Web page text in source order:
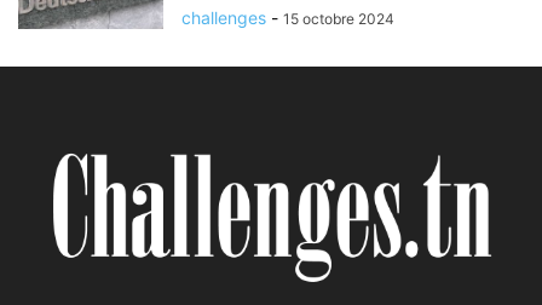
challenges - 15 octobre 2024